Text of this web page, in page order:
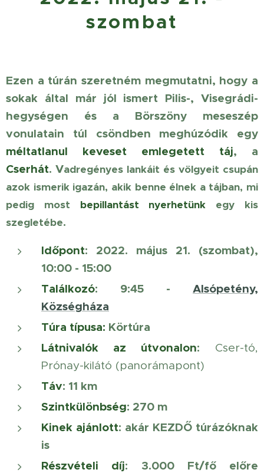
szombat
Ezen a túrán szeretném megmutatni, hogy a
sokak által már jól ismert Pilis-, Visegrádi-
hegységen és a Börszöny meseszép
vonulatain túl csöndben meghúzódik egy
méltatlanul keveset emlegetett táj, a
Cserhát. Vadregényes lankáit és völgyeit csupán
azok ismerik igazán, akik benne élnek a tájban, mi
pedig most bepillantást nyerhetünk egy kis
szegletébe.
Időpont: 2022. május 21. (szombat),
10:00 - 15:00
Találkozó: 9:45 - Alsópetény,
Községháza
Túra típusa: Körtúra
Látnivalók az útvonalon: Cser-tó,
Prónay-kilátó (panorámapont)
Táv: 11 km
Szintkülönbség: 270 m
Kinek ajánlott: akár KEZDŐ túrázóknak
is
Részvételi díj: 3.000 Ft/fő előre